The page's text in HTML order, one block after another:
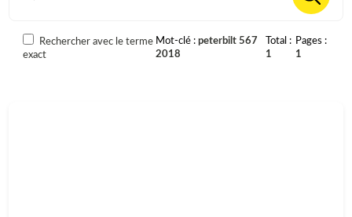
Rechercher avec le terme
exact
Mot-clé
peterbilt 567
2018
Total
1
Pages
1